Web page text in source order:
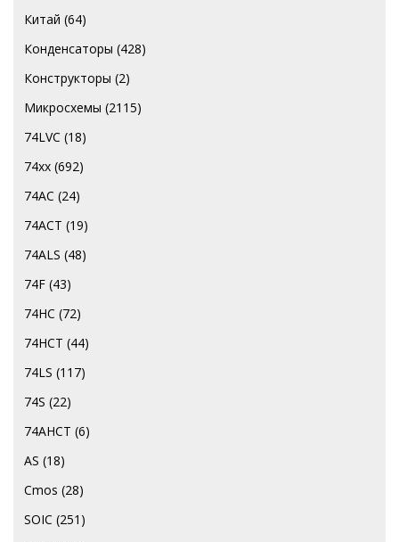
Китай (64)
Конденсаторы (428)
Конструкторы (2)
Микросхемы (2115)
74LVC (18)
74хх (692)
74AC (24)
74ACT (19)
74ALS (48)
74F (43)
74HC (72)
74HCT (44)
74LS (117)
74S (22)
74АНСТ (6)
AS (18)
Cmos (28)
SOIC (251)